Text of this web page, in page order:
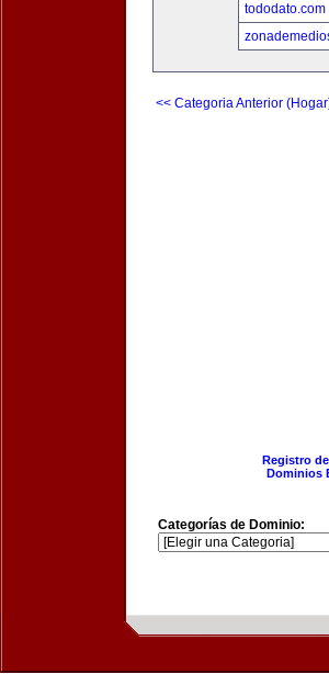
tododato.com
<< Categoria Anterior
Registro
Dominios
Categorías de Dominio: